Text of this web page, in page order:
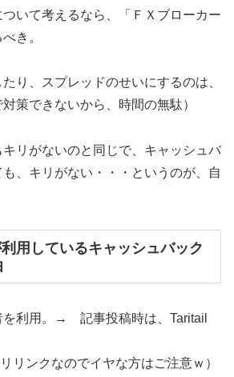
いて考えるなら、「ＦＸブローカー
き。
り、スプレッドのせいにするのは、
策できないから、時間の無駄）
キリがないのと同じで、キャッシュバ
、キリがない・・・というのが、自
用しているキャッシュバック
を利用。→ 記事投稿時は、Taritail
リンクなのでイヤな方はご注意ｗ）